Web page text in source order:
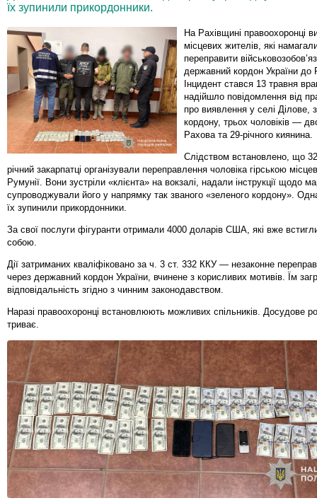
їх зупинили прикордонники.
На Рахівщині правоохоронці
місцевих жителів, які
переправити
державний кордон України до
Інцидент стався 13 травня
надійшло повідомлення від
про виявлення у селі Ділове,
кордону, трьох чоловіків —
Рахова та 29-річного киянина.
Слідством встановлено, що
річний закарпатці організували переправлення чоловіка гірською
Румунії. Вони зустріли «клієнта» на вокзалі, надали інструкції щодо
супроводжували його у напрямку так званого «зеленого кордону».
їх зупинили прикордонники.
За свої послуги фігуранти отримали 4000 доларів США, які вже
собою.
Дії затриманих кваліфіковано за ч. 3 ст. 332 ККУ — незаконне
через державний кордон України, вчинене з корисливих мотивів. Їм
відповідальність згідно з чинним законодавством.
Наразі правоохоронці встановлюють можливих спільників. Досудове
триває.